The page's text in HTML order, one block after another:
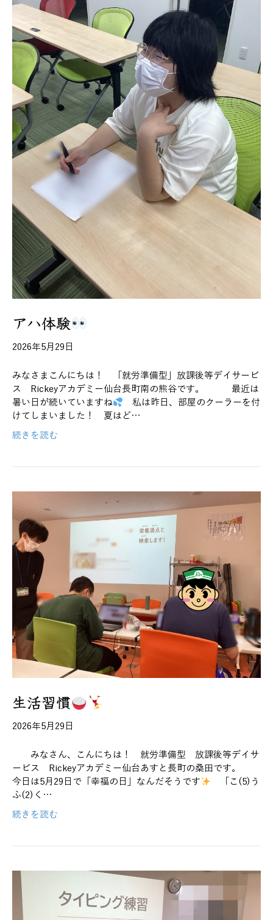
アハ体験
2026年5月29日
みなさまこんにちは！ 「就労準備型」放課後等デイサービ
ス Rickeyアカデミー仙台長町南の熊谷です。 最近は
暑い日が続いていますね
私は昨日、部屋のクーラーを付
けてしまいました！ 夏はど…
続きを読む
生活習慣
2026年5月29日
みなさん、こんにちは！ 就労準備型 放課後等デイサ
ービス Rickeyアカデミー仙台あすと長町の桑田です。
今日は5月29日で「幸福の日」なんだそうです
「こ(5)う
ふ(2)く…
続きを読む